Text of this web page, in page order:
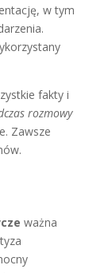
w tym
fakty i
rozmowy
Zawsze
ważna